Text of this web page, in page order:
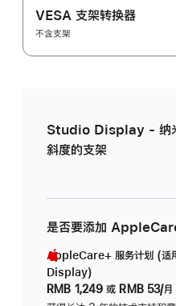
VESA 支架转换器
不含支架
Studio Display - 纳
斜度的支架
是否要添加
AppleCare+ 服务计划 (适
Display)
RMB 1,249 或 RMB 53/